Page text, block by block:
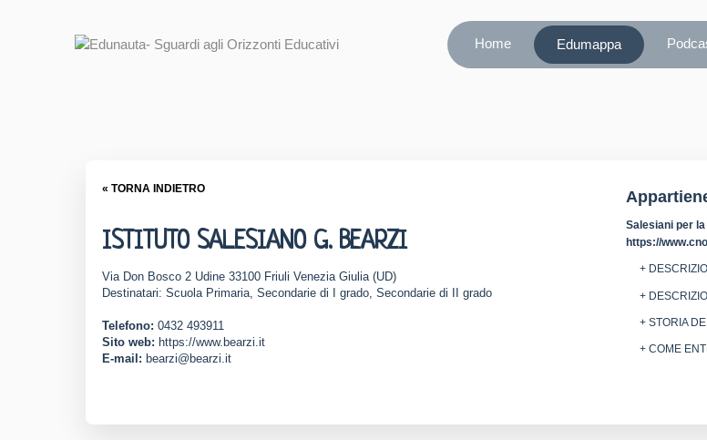
Home Edumappa
« TORNA INDIETRO
ISTITUTO SALESIANO G. BEARZI
Via Don Bosco 2 Udine 33100 Friuli Venezia Giulia (UD)
Destinatari: Scuola Primaria, Secondarie di I grado, Secondarie di II grado
Telefono: 0432 493911
Sito web: https://www.bearzi.it
E-mail: bearzi@bearzi.it
Salesiani per
https://
+
+
+ STORIA
+ COME